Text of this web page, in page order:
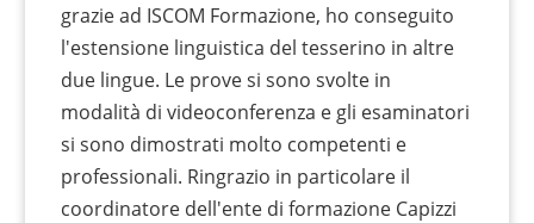
grazie ad ISCOM Formazione, ho conseguito
l'estensione linguistica del tesserino in altre
due lingue. Le prove si sono svolte in
modalità di videoconferenza e gli esaminatori
si sono dimostrati molto competenti e
professionali. Ringrazio in particolare il
coordinatore dell'ente di formazione Capizzi